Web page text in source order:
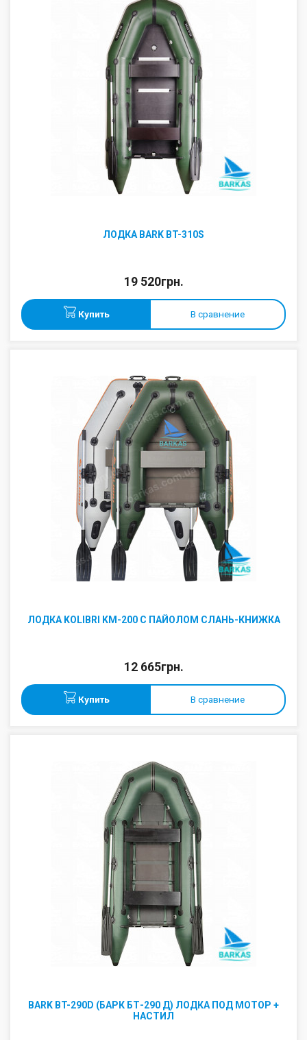
ЛОДКА BARK BT-310S
19 520грн.
Купить В сравнение
ЛОДКА KOLIBRI KM-200 С ПАЙОЛОМ СЛАНЬ-КНИЖКА
12 665грн.
Купить В сравнение
BARK BT-290D (БАРК БТ-290 Д) ЛОДКА ПОД МОТОР +
НАСТИЛ